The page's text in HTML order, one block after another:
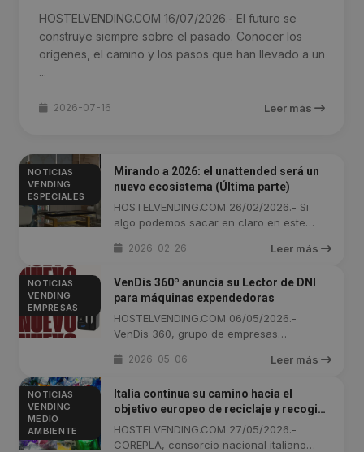
HOSTELVENDING.COM 16/07/2026.- El futuro se
construye siempre sobre el pasado. Conocer los
orígenes, el camino y los pasos que han llevado a un
...
2026-07-16 Leer más
NOTICIAS
VENDING
ESPECIALES
Mirando a 2026: el unattended será un
nuevo ecosistema (Última parte)
HOSTELVENDING.COM 26/02/2026.- Si
algo podemos sacar en claro en este
2026-02-26 Leer más
NOTICIAS
VENDING
EMPRESAS
VenDis 360º anuncia su Lector de DNI
para máquinas expendedoras
HOSTELVENDING.COM 06/05/2026.-
VenDis 360, grupo de empresas
2026-05-06 Leer más
NOTICIAS
VENDING
MEDIO
AMBIENTE
Italia continua su camino hacia el
objetivo europeo de reciclaje y recogida
selectiva de envases de plástico
HOSTELVENDING.COM 27/05/2026.-
COREPLA, consorcio nacional italiano